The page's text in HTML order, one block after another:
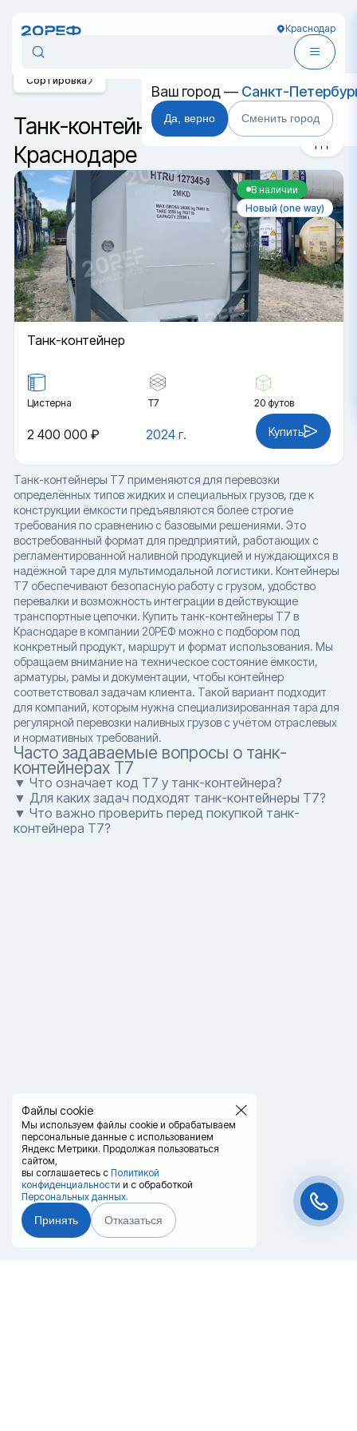
Краснодар
Ваш город — Санкт-
Да, верно Сменить город
Файлы cookie
Мы используем файлы cookie и обрабатываем
персональные данные с использованием
Яндекс Метрики. Продолжая пользоваться
сайтом,
вы соглашаетесь с Политикой
конфиденциальности и с обработкой
Персональных данных.
Принять Отказаться
Танк-контейнеры T7 в
Краснодаре
Сортировка
В наличии
Новый (one way)
Танк-контейнер
Цистерна Т7 20 футов
2024 г.
2 400 000 ₽ Купить
Танк-контейнеры T7 применяются для перевозки
определённых типов жидких и специальных грузов, где к
конструкции ёмкости предъявляются более строгие
требования по сравнению с базовыми решениями. Это
востребованный формат для предприятий, работающих с
регламентированной наливной продукцией и нуждающихся в
надёжной таре для мультимодальной логистики. Контейнеры
T7 обеспечивают безопасную работу с грузом, удобство
перевалки и возможность интеграции в действующие
транспортные цепочки. Купить танк-контейнеры T7 в
Краснодаре в компании 20РЕФ можно с подбором под
конкретный продукт, маршрут и формат использования. Мы
обращаем внимание на техническое состояние ёмкости,
арматуры, рамы и документации, чтобы контейнер
соответствовал задачам клиента. Такой вариант подходит
для компаний, которым нужна специализированная тара для
регулярной перевозки наливных грузов с учётом отраслевых
и нормативных требований.
Часто задаваемые вопросы о танк-
контейнерах T7
▼ Что означает код T7 у танк-контейнера?
▼ Для каких задач подходят танк-контейнеры T7?
▼ Что важно проверить перед покупкой танк-
контейнера T7?